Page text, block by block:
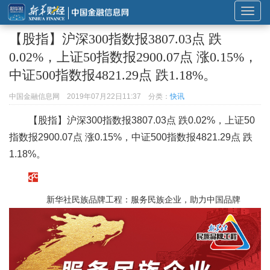
展
开
折
航
【股指】沪深300指数报3807.03点 跌
0.02%，上证50指数报2900.07点 涨0.15%，
中证500指数报4821.29点 跌1.18%。
中国金融信息网 2019年07月22日11:37 分类：快讯
【股指】沪深300指数报3807.03点 跌0.02%，上证50
指数报2900.07点 涨0.15%，中证500指数报4821.29点 跌
1.18%。
新华社民族品牌工程：服务民族企业，助力中国品牌